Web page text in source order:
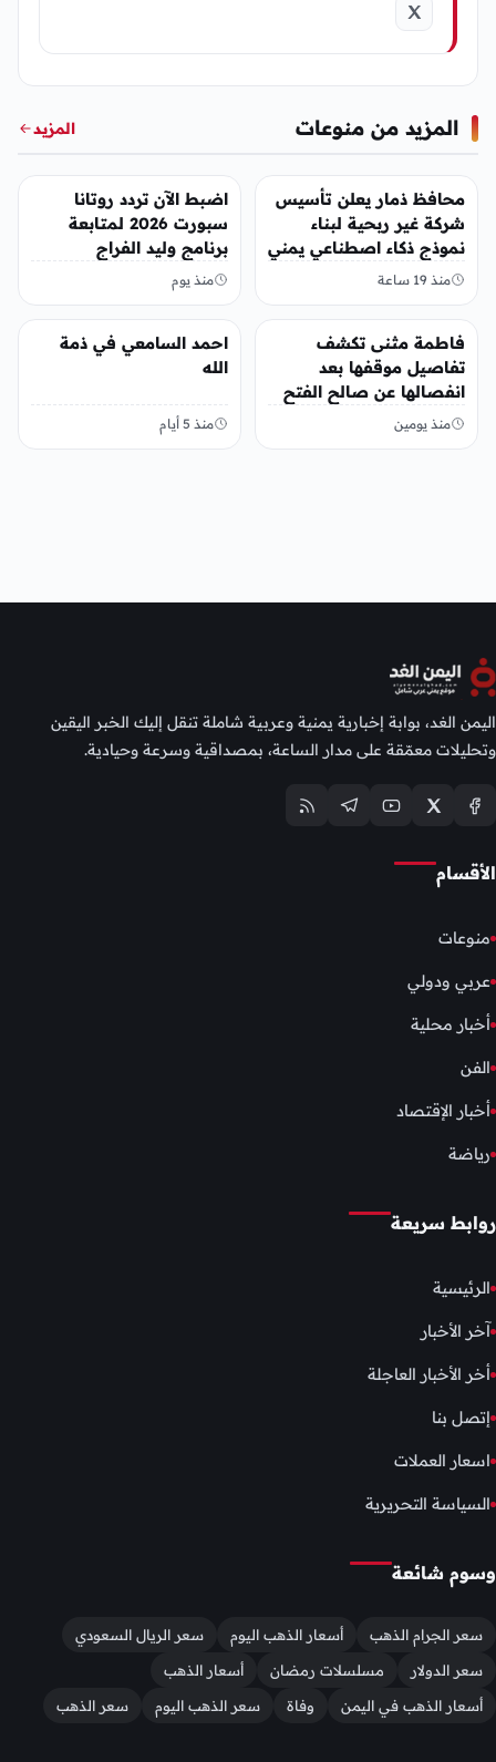
المزيد من منوعات المزيد
منوعات
محافظ ذمار يعلن تأسيس
شركة غير ربحية لبناء
نموذج ذكاء اصطناعي يمني
منذ 19 ساعة
منوعات
اضبط الآن تردد روتانا
سبورت 2026 لمتابعة
برنامج وليد الفراج
منذ يوم
منوعات
فاطمة مثنى تكشف
تفاصيل موقفها بعد
انفصالها عن صالح الفتح
منذ يومين
منوعات
احمد السامعي في ذمة
الله
منذ 5 أيام
اليمن الغد، بوابة إخبارية يمنية وعربية شاملة تنقل إليك الخبر اليقين
وتحليلات معمّقة على مدار الساعة، بمصداقية وسرعة وحيادية.
الأقسام
منوعات
عربي ودولي
أخبار محلية
الفن
أخبار الإقتصاد
رياضة
روابط سريعة
الرئيسية
آخر الأخبار
أخر الأخبار العاجلة
إتصل بنا
اسعار العملات
السياسة التحريرية
وسوم شائعة
سعر الجرام الذهب أسعار الذهب اليوم
سعر الريال السعودي
سعر الدولار
مسلسلات رمضان
أسعار الذهب
أسعار الذهب في اليمن
وفاة سعر الذهب اليوم سعر الذهب